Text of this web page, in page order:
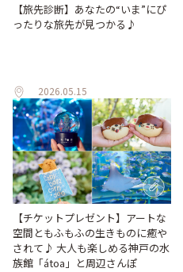
【旅先診断】あなたの“いま”にぴ
ったりな旅先が見つかる♪
2026.05.15
【チケットプレゼント】アートな
空間ともふもふの生きものに癒や
されて♪ 大人も楽しめる神戸の水
族館「átoa」と周辺さんぽ